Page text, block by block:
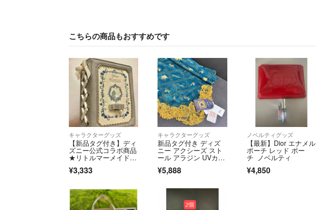
こちらの商品もおすすめです
キャラクターグッズ
【新品タグ付き】ディ
ズニー公式コラボ商品
★リトルマーメイド★
¥3,333
キャラクターグッズ
新品タグ付き ディズ
ニー アクシーズ スト
ール アラジン UVカッ
スミン
¥5,888
ノベルティグッズ
【最新】Dior エナメル
ポーチ レッド ポー
チ ノベルティ
¥4,850